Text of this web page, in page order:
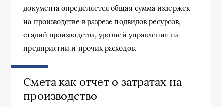
документа определяется общая сумма издержек
на производстве в разрезе подвидов ресурсов,
стадий производства, уровней управления на
предприятии и прочих расходов.
Смета как отчет о затратах на
производство